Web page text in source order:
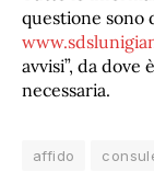
questione sono
avvisi”, da dove
necessaria.
affido